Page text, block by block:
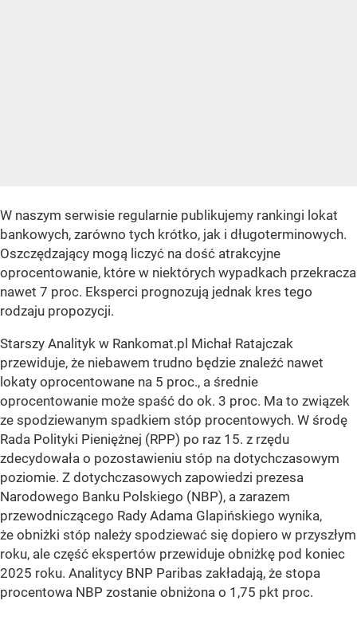
W naszym serwisie regularnie publikujemy rankingi lokat
bankowych, zarówno tych krótko, jak i długoterminowych.
Oszczędzający mogą liczyć na dość atrakcyjne
oprocentowanie, które w niektórych wypadkach przekracza
nawet 7 proc. Eksperci prognozują jednak kres tego
rodzaju propozycji.
Starszy Analityk w Rankomat.pl Michał Ratajczak
przewiduje, że niebawem trudno będzie znaleźć nawet
lokaty oprocentowane na 5 proc., a średnie
oprocentowanie może spaść do ok. 3 proc. Ma to związek
ze spodziewanym spadkiem stóp procentowych. W środę
Rada Polityki Pieniężnej (RPP) po raz 15. z rzędu
zdecydowała o pozostawieniu stóp na dotychczasowym
poziomie. Z dotychczasowych zapowiedzi prezesa
Narodowego Banku Polskiego (NBP), a zarazem
przewodniczącego Rady Adama Glapińskiego wynika,
że obniżki stóp należy spodziewać się dopiero w przyszłym
roku, ale część ekspertów przewiduje obniżkę pod koniec
2025 roku. Analitycy BNP Paribas zakładają, że stopa
procentowa NBP zostanie obniżona o 1,75 pkt proc.